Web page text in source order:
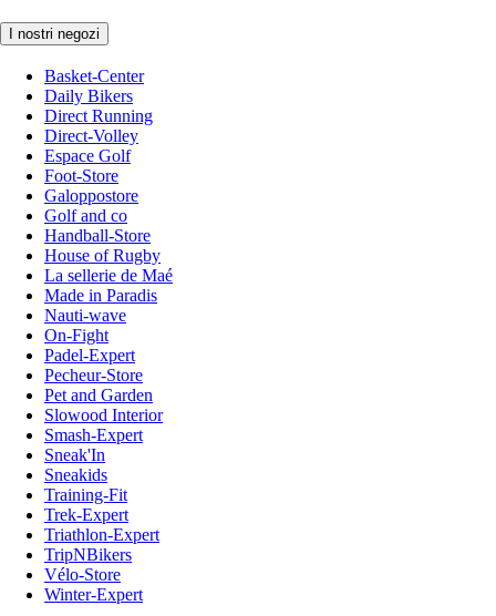
I nostri negozi
Basket-Center
Daily Bikers
Direct Running
Direct-Volley
Espace Golf
Foot-Store
Galoppostore
Golf and co
Handball-Store
House of Rugby
La sellerie de Maé
Made in Paradis
Nauti-wave
On-Fight
Padel-Expert
Pecheur-Store
Pet and Garden
Slowood Interior
Smash-Expert
Sneak'In
Sneakids
Training-Fit
Trek-Expert
Triathlon-Expert
TripNBikers
Vélo-Store
Winter-Expert